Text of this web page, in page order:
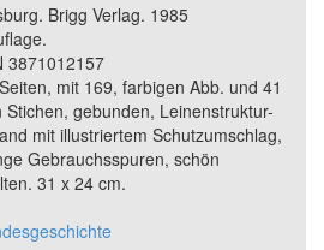
Brigg Verlag. 1985
3871012157
mit 169, farbigen Abb. und 41
Stichen, gebunden, Leinenstruktur-
mit illustriertem Schutzumschlag,
Gebrauchsspuren, schön
31 x 24 cm.